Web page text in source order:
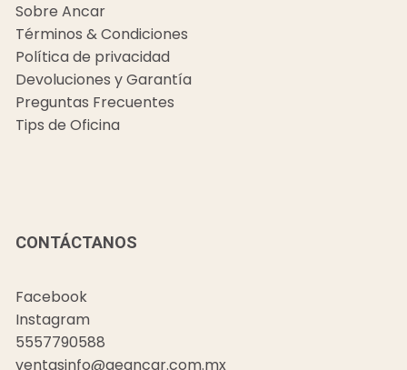
Sobre Ancar
Términos & Condiciones
Política de privacidad
Devoluciones y Garantía
Preguntas Frecuentes
Tips de Oficina
CONTÁCTANOS
Facebook
Instagram
5557790588
ventasinfo@geancar.com.mx